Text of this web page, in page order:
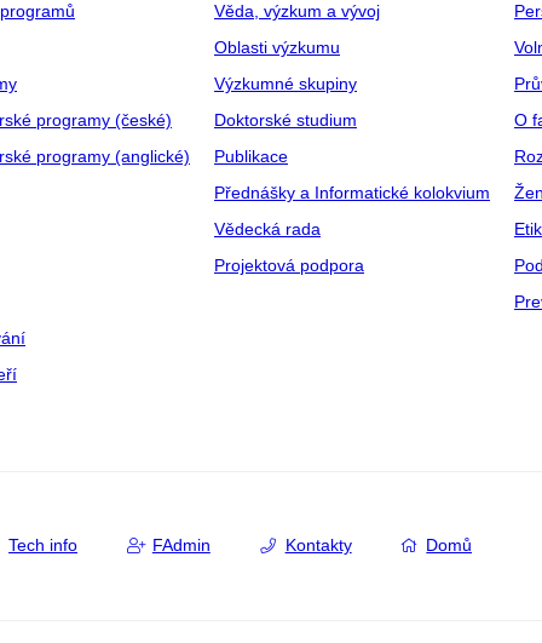
programy (české)
programy (anglické)
Věda, výzkum a vývoj
Oblasti výzkumu
Výzkumné skupiny
Doktorské studium
Publikace
Přednášky a Informatické kolokvium
Vědecká rada
Projektová podpora
O
Tech info FAdmin Kontakty Domů